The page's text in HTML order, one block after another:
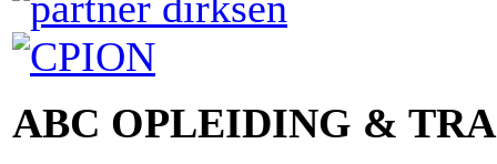
ABC OPLEIDING &